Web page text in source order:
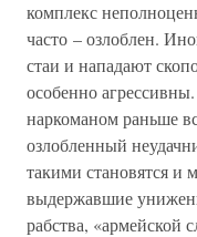
комплекс
часто – озлоблен.
стаи и нападают
особенно
наркоманом раньше
озлобленный
такими становятся и
выдержавшие
рабства, «армейской